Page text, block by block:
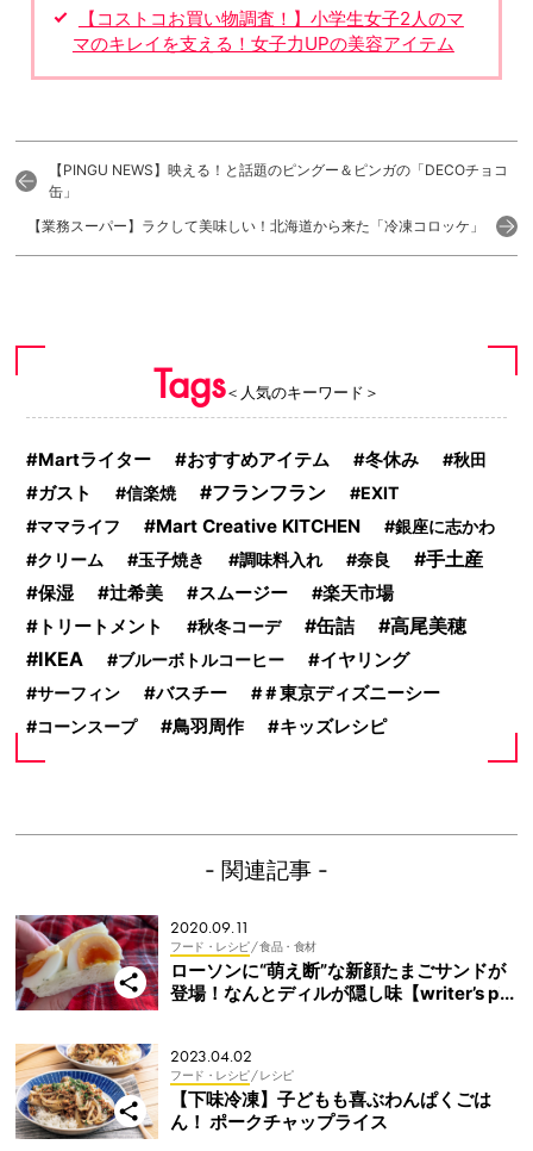
【コストコお買い物調査！】小学生女子2人のマ
マのキレイを支える！女子力UPの美容アイテム
【PINGU NEWS】映える！と話題のピングー＆ピンガの「DECOチョコ
缶」
【業務スーパー】ラクして美味しい！北海道から来た「冷凍コロッケ」
Tags＜人気のキーワード＞
Martライター おすすめアイテム 冬休み 秋田
ガスト 信楽焼 フランフラン
EXIT
ママライフ
Mart Creative KITCHEN
銀座に志かわ
クリーム
玉子焼き 調味料入れ 奈良
手土産
保湿
辻希美 スムージー
楽天市場
トリートメント
秋冬コーデ 缶詰 高尾美穂
IKEA ブルーボトルコーヒー イヤリング
サーフィン バスチー ＃東京ディズニーシー
コーンスープ 鳥羽周作 キッズレシピ
- 関連記事 -
2020.09.11
フード・レシピ/ 食品・食材
ローソンに“萌え断”な新顔たまごサンドが
登場！なんとディルが隠し味【writer’s pic
2023.04.02
フード・レシピ/ レシピ
【下味冷凍】子どもも喜ぶわんぱくごは
ん！ ポークチャップライス